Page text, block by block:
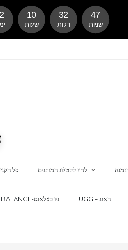
סל לחץ לקטלוג המותגים
NEW BALANCE-ניו באלאנס UGG – האגג
10
שעות
32
דקות
46
שניות